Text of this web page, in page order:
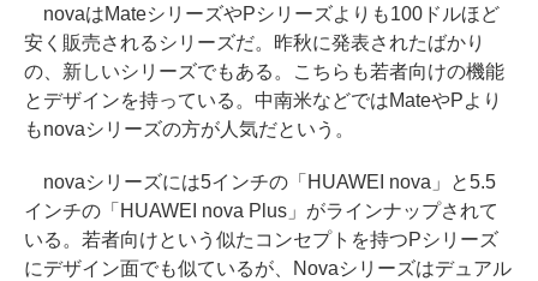
novaはMateシリーズやPシリーズよりも100ドルほど
安く販売されるシリーズだ。昨秋に発表されたばかり
の、新しいシリーズでもある。こちらも若者向けの機能
とデザインを持っている。中南米などではMateやPより
もnovaシリーズの方が人気だという。
novaシリーズには5インチの「HUAWEI nova」と5.5
インチの「HUAWEI nova Plus」がラインナップされて
いる。若者向けという似たコンセプトを持つPシリーズ
にデザイン面でも似ているが、Novaシリーズはデュアル